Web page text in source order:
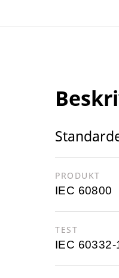
PRODUKT
IEC 60800
TEST
IEC 60332-